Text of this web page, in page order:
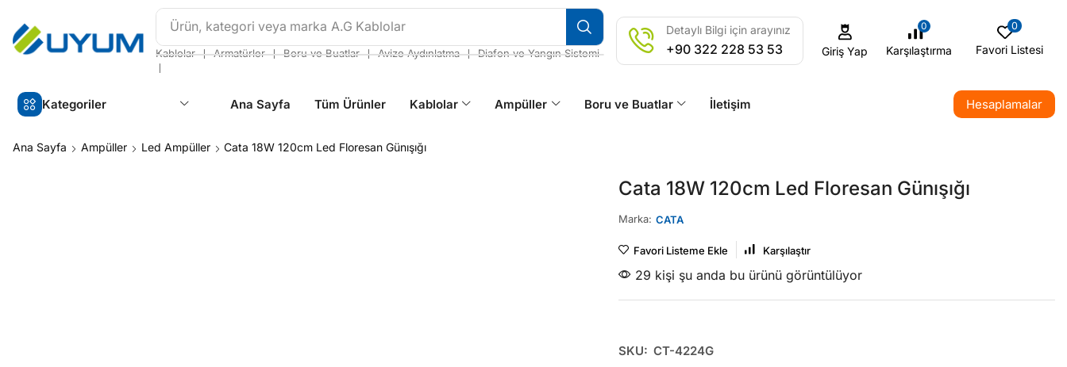
Ürün, kategori veya marka A.G Kablolar
Kablolar ❘ Armatürler ❘ Boru ve Buatlar ❘ Avize Aydınlatma ❘ Diafon ve Yangın Sistemi
❘
Detaylı Bilgi için arayınız
+90 322 228 53 53 Giriş Yap
0
Karşılaştırma
0
Favori Listesi
Kategoriler Ana Sayfa Tüm Ürünler Kablolar Ampüller Boru ve Buatlar İletişim Hesaplamalar
Ana Sayfa Ampüller Led Ampüller Cata 18W 120cm Led Floresan Günışığı
Cata 18W 120cm Led Floresan Günışığı
Marka: CATA
Favori Listeme Ekle Karşılaştır
29 kişi şu anda bu ürünü görüntülüyor
SKU: CT-4224G